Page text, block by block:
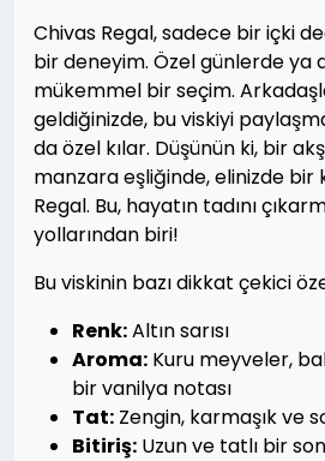
Chivas Regal, sadece bir içki
bir deneyim. Özel günlerde ya
mükemmel bir seçim.
geldiğinizde, bu viskiyi
da özel kılar. Düşünün ki, bir
manzara eşliğinde, elinizde bir
Regal. Bu, hayatın tadını
yollarından biri!
Bu viskinin bazı dikkat çekici
Renk:Altın sarısı
Aroma: Kuru meyveler,
bir vanilya notası
Tat: Zengin, karmaşık ve
Bitiriş: Uzun ve tatlı bir son